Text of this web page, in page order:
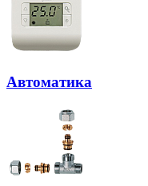
Автоматика